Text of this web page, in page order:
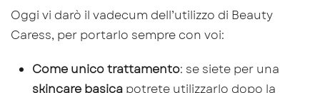
Oggi vi darò il vadecum dell’utilizzo di Beauty
Caress, per portarlo sempre con voi:
Come unico trattamento: se siete per una
skincare basica potrete utilizzarlo dopo la